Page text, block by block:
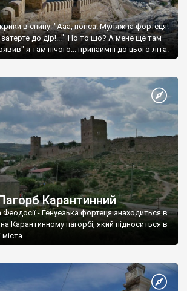
в спину: "Ааа, попса! Муляжна фортеця!
затерте до дір!..." Но то шо? А мене ще там
я там нічого... принаймні до цього літа.
Карантинний
- Генуезька фортеця знаходиться в
Карантинному пагорбі, який підноситься в